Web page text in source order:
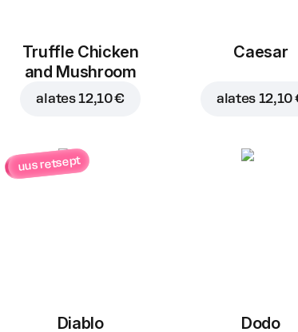
Truffle Chicken
and Mushroom
alates12,10 €
Caesar
alates 12,10
uus retsept
Diablo Dodo